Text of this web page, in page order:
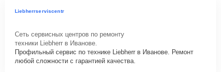
Liebherrserviscentr
Сеть сервисных центров по ремонту
техники Liebherr в Иванове.
Профильный сервис по технике Liebherr в Иванове. Ремонт
любой сложности с гарантией качества.